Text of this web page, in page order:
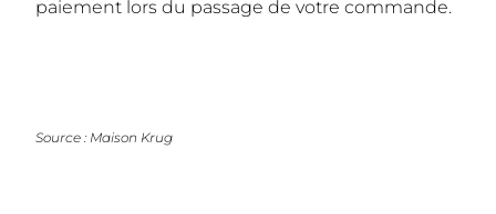
paiement lors du passage de votre commande.
Source : Maison Krug